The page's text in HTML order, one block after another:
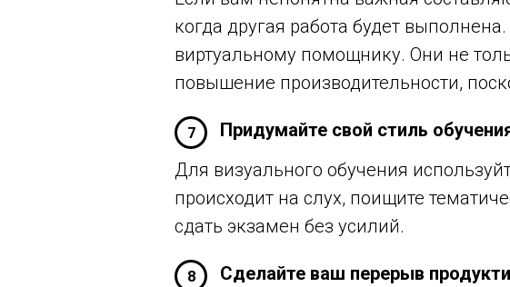
когда другая работа будет
виртуальному помощнику. Они не
повышение производительности,
7
Придумайте свой стиль
Для визуального обучения
происходит на слух, поищите
сдать экзамен без усилий.
8
Сделайте ваш перерыв